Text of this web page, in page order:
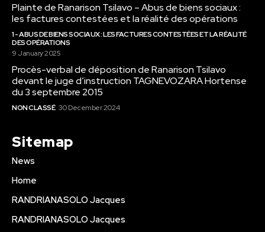
Plainte de Ranarison Tsilavo – Abus de biens sociaux :
les factures contestées et la réalité des opérations
1 - ABUS DE BIENS SOCIAUX : LES FACTURES CONTESTÉES ET LA RÉALITÉ
DES OPÉRATIONS
9 January 2025
Procès-verbal de déposition de Ranarison Tsilavo
devant le juge d’instruction TAGNEVOZARA Hortense
du 3 septembre 2015
NON CLASSÉ 30 December 2024
Sitemap
News
Home
RANDRIANASOLO Jacques
RANDRIANASOLO Jacques